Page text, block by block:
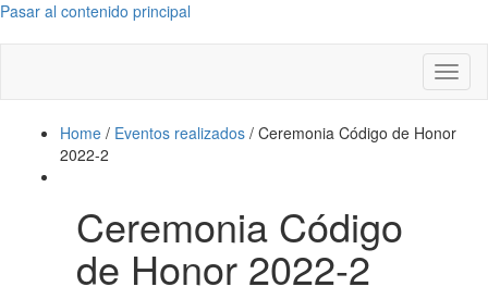
Pasar al contenido principal
Home / Eventos realizados / Ceremonia Código de Honor
2022-2
Ceremonia Código
de Honor 2022-2